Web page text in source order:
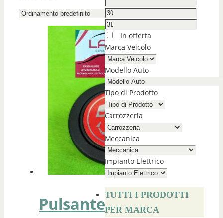
Pulsante
In offerta
Marca Veicolo
Modello Auto
Tipo di Prodotto
Carrozzeria
Meccanica
Impianto Elettrico
TUTTI I PRODOTTI
PER MARCA